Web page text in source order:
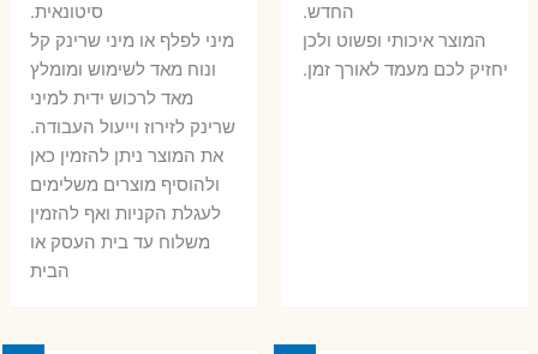
החדש.
המוצר איכותי ופשוט ולכן
יחזיק לכם מעמד לאורך זמן.
סיטונאית.
מיני לפלף או מיני שרינק קל
ונוח מאד לשימוש ומומלץ
מאד לרכוש ידית למיני
שרינק לזירוז וייעול העבודה.
את המוצר ניתן להזמין כאן
ולהוסיף מוצרים משלימים
לעגלת הקניות ואף להזמין
משלוח עד בית העסק או
הבית